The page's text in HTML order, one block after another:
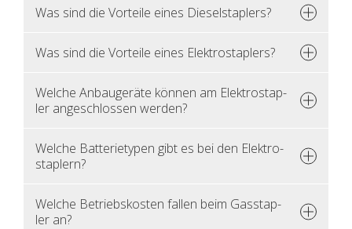
Was sind die Vor­tei­le eines Die­sel­stap­lers?
Was sind die Vor­tei­le eines Elek­tro­stap­lers?
Wel­che An­bau­ge­rä­te kön­nen am Elek­tro­stap­
ler an­ge­schlos­sen wer­den?
Wel­che Bat­te­rie­ty­pen gibt es bei den Elek­tro­
stap­lern?
Wel­che Be­triebs­kos­ten fal­len beim Gas­stap­
ler an?